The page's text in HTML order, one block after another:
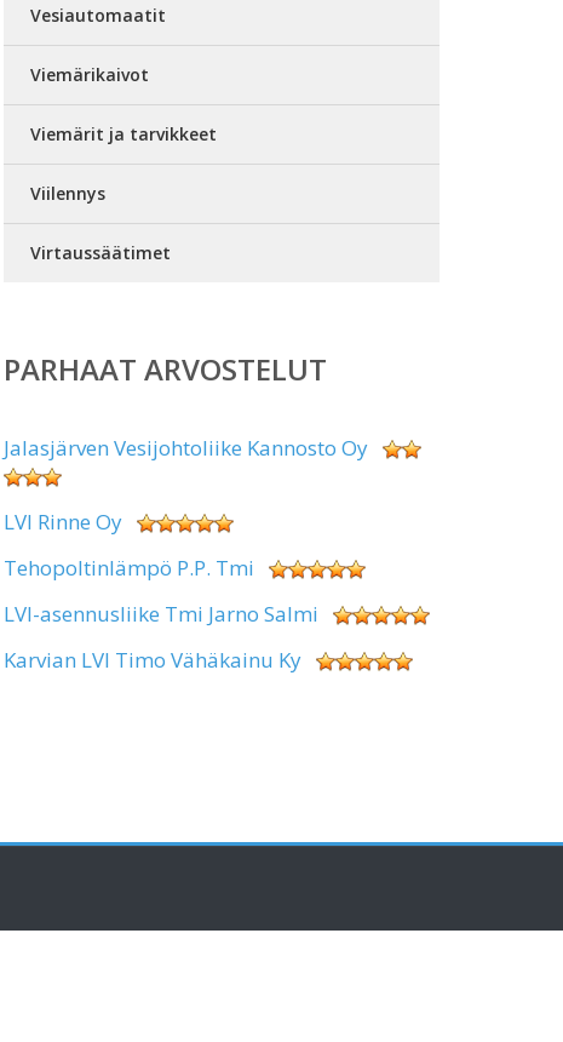
Vesiautomaatit
Viemärikaivot
Viemärit ja tarvikkeet
Viilennys
Virtaussäätimet
PARHAAT ARVOSTELUT
Jalasjärven Vesijohtoliike Kannosto Oy
LVI Rinne Oy
Tehopoltinlämpö P.P. Tmi
LVI-asennusliike Tmi Jarno Salmi
Karvian LVI Timo Vähäkainu Ky